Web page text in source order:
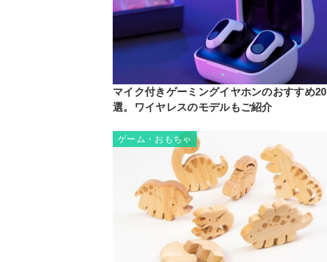
マイク付きゲーミングイヤホンのおすすめ20
選。ワイヤレスのモデルもご紹介
ゲーム・おもちゃ